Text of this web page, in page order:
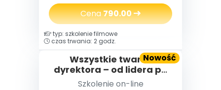
Cena790.00
Nowość
typ: szkolenie filmowe
czas trwania: 2 godz.
Wszystkie twarze
dyrektora – od lidera po
mentora
Szkolenie on-line